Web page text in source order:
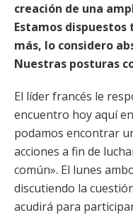
creación de una
Estamos
más, lo considero
Nuestras posturas
El líder francés le
encuentro hoy aquí
podamos encontrar
acciones a fin de
común». El lunes
discutiendo la
acudirá para